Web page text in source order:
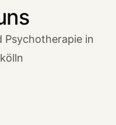
Psychotherapie in